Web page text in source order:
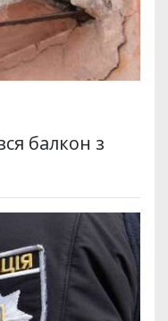
балкон з